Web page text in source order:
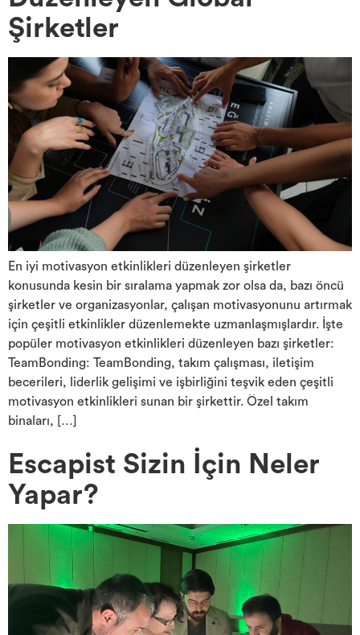
Şirketler
En iyi motivasyon etkinlikleri düzenleyen şirketler
konusunda kesin bir sıralama yapmak zor olsa da, bazı öncü
şirketler ve organizasyonlar, çalışan motivasyonunu artırmak
için çeşitli etkinlikler düzenlemekte uzmanlaşmışlardır. İşte
popüler motivasyon etkinlikleri düzenleyen bazı şirketler:
TeamBonding: TeamBonding, takım çalışması, iletişim
becerileri, liderlik gelişimi ve işbirliğini teşvik eden çeşitli
motivasyon etkinlikleri sunan bir şirkettir. Özel takım
binaları, […]
Escapist Sizin İçin Neler
Yapar?